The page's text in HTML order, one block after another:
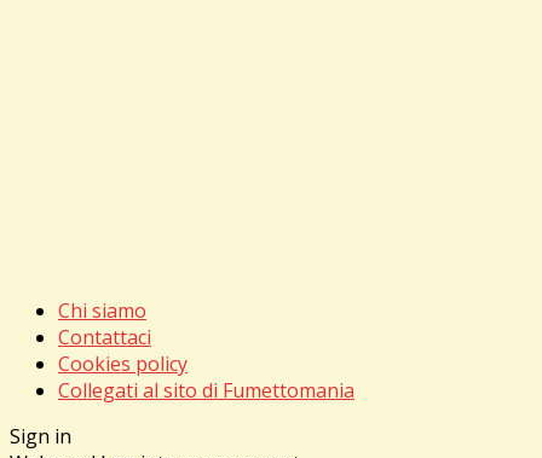
Chi siamo
Contattaci
Cookies policy
Collegati al sito di Fumettomania
Sign in